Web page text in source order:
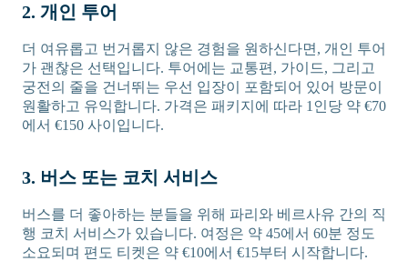
2. 개인 투어
더 여유롭고 번거롭지 않은 경험을 원하신다면, 개인 투어
가 괜찮은 선택입니다. 투어에는 교통편, 가이드, 그리고
궁전의 줄을 건너뛰는 우선 입장이 포함되어 있어 방문이
원활하고 유익합니다. 가격은 패키지에 따라 1인당 약 €70
에서 €150 사이입니다.
3. 버스 또는 코치 서비스
버스를 더 좋아하는 분들을 위해 파리와 베르사유 간의 직
행 코치 서비스가 있습니다. 여정은 약 45에서 60분 정도
소요되며 편도 티켓은 약 €10에서 €15부터 시작합니다.